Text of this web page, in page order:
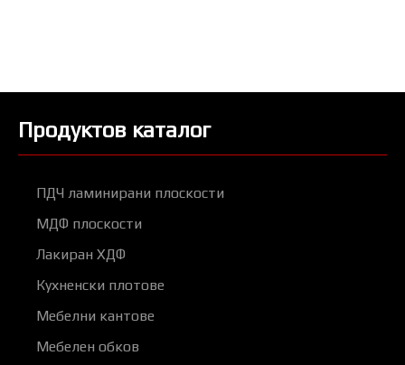
Продуктов каталог
ПДЧ ламинирани плоскости
МДФ плоскости
Лакиран ХДФ
Кухненски плотове
Мебелни кантове
Мебелен обков